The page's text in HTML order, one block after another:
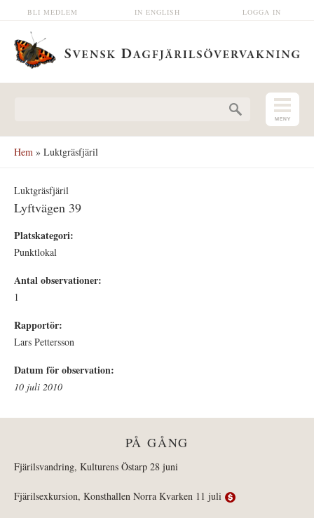
Hoppa till huvudinnehåll LOGGA IN
IN ENGLISH
BLI MEDLEM
Hem » Luktgräsfjäril
Luktgräsfjäril
Lyftvägen 39
Platskategori:
Punktlokal
Antal observationer:
1
Rapportör:
Lars Pettersson
Datum för observation:
10 juli 2010
PÅ GÅNG
Fjärilsvandring, Kulturens Östarp 28 juni
Fjärilsexkursion, Konsthallen Norra Kvarken 11 juli